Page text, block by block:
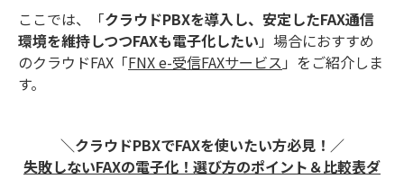
ここでは、「クラウドPBXを導入し、安定したFAX通信
環境を維持しつつFAXも電子化したい 」場合におすすめ
のクラウドFAX「FNX e-受信FAXサービス 」をご紹介しま
す。
＼クラウドPBXでFAXを使いたい方必見！／
失敗しないFAXの電子化！ 選び方のポイント＆比較表ダ